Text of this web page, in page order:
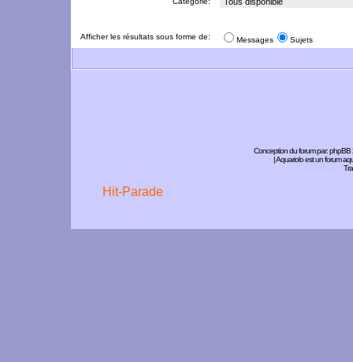
Afficher les résultats sous forme de: Messages Sujets
Conception du forum par:phpBB
| Aquariolo est un forum